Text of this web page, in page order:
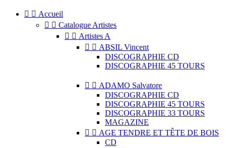
  Accueil
  Catalogue Artistes
  Artistes A
  ABSIL Vincent
DISCOGRAPHIE CD
DISCOGRAPHIE 45 TOURS
  ADAMO Salvatore
DISCOGRAPHIE CD
DISCOGRAPHIE 45 TOURS
DISCOGRAPHIE 33 TOURS
MAGAZINE
  AGE TENDRE ET TÊTE DE BOIS
CD